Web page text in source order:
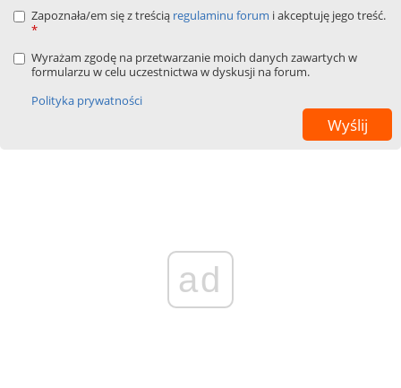
Zapoznała/em się z treścią regulaminu forum i akceptuję jego treść.
*
Wyrażam zgodę na przetwarzanie moich danych zawartych w
formularzu w celu uczestnictwa w dyskusji na forum.
Polityka prywatności
ad